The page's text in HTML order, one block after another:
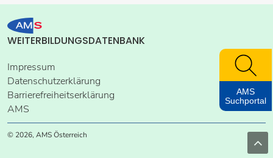
WEITERBILDUNGSDATENBANK
Impressum
Datenschutzerklärung
Barrierefreiheitserklärung
AMS
© 2026, AMS Österreich
AMS
Suchportal